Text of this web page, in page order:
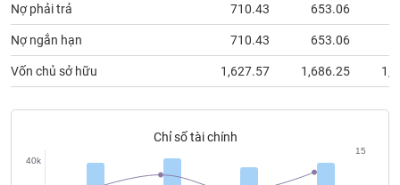
Nợ phải trả 710.43 653.06
Nợ ngắn hạn 710.43 653.06
Vốn chủ sở hữu 1,627.57 1,686.25
Chỉ số tài chính
40k
15
thông
tài
chính
tài